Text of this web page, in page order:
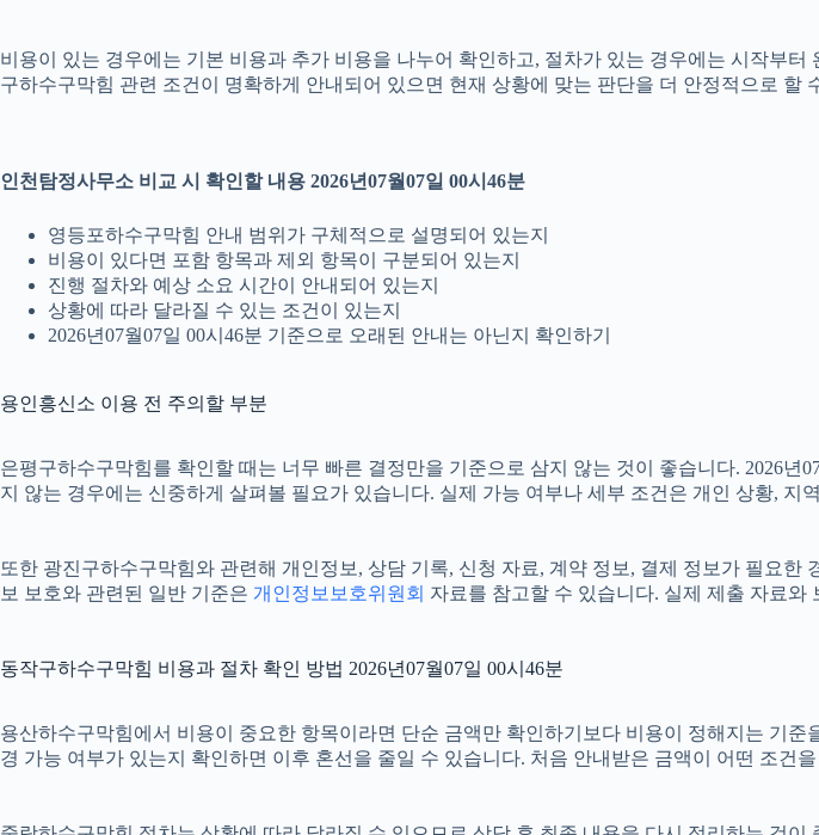
비용이 있는 경우에는 기본 비용과 추가 비용을 나누어 확인하고, 절차가 있는 경우에는 시작부
구하수구막힘 관련 조건이 명확하게 안내되어 있으면 현재 상황에 맞는 판단을 더 안정적으로 할
인천탐정사무소 비교 시 확인할 내용 2026년07월07일 00시46분
영등포하수구막힘 안내 범위가 구체적으로 설명되어 있는지
비용이 있다면 포함 항목과 제외 항목이 구분되어 있는지
진행 절차와 예상 소요 시간이 안내되어 있는지
상황에 따라 달라질 수 있는 조건이 있는지
2026년07월07일 00시46분 기준으로 오래된 안내는 아닌지 확인하기
용인흥신소 이용 전 주의할 부분
은평구하수구막힘를 확인할 때는 너무 빠른 결정만을 기준으로 삼지 않는 것이 좋습니다. 2026
지 않는 경우에는 신중하게 살펴볼 필요가 있습니다. 실제 가능 여부나 세부 조건은 개인 상황, 지
또한 광진구하수구막힘와 관련해 개인정보, 상담 기록, 신청 자료, 계약 정보, 결제 정보가 필요
보 보호와 관련된 일반 기준은 개인정보보호위원회 자료를 참고할 수 있습니다. 실제 제출 자료
동작구하수구막힘 비용과 절차 확인 방법 2026년07월07일 00시46분
용산하수구막힘에서 비용이 중요한 항목이라면 단순 금액만 확인하기보다 비용이 정해지는 기
경 가능 여부가 있는지 확인하면 이후 혼선을 줄일 수 있습니다. 처음 안내받은 금액이 어떤 조건